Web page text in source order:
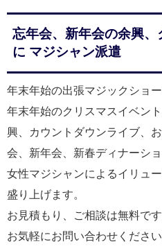
忘年会、新年会の余興
に マジシャン派遣
年末年始の出張マジックショー
年末年始のクリスマスイベン
興、カウントダウンライブ、
会、新年会、新春ディナーシ
女性マジシャンによるイリュ
盛り上げます。
お見積もり、ご相談は無料です
お気軽にお問い合わせください